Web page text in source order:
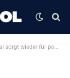
für positive Schlagzeilen